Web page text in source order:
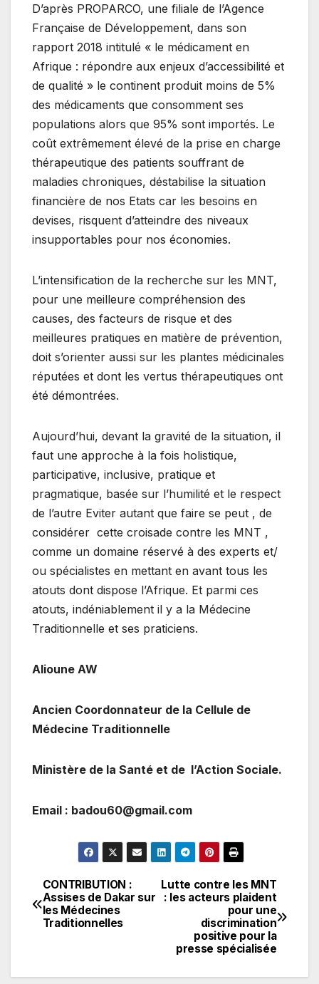
D’après PROPARCO, une filiale de l’Agence
Française de Développement, dans son
rapport 2018 intitulé « le médicament en
Afrique : répondre aux enjeux d’accessibilité et
de qualité » le continent produit moins de 5%
des médicaments que consomment ses
populations alors que 95% sont importés. Le
coût extrêmement élevé de la prise en charge
thérapeutique des patients souffrant de
maladies chroniques, déstabilise la situation
financière de nos Etats car les besoins en
devises, risquent d’atteindre des niveaux
insupportables pour nos économies.
L’intensification de la recherche sur les MNT,
pour une meilleure compréhension des
causes, des facteurs de risque et des
meilleures pratiques en matière de prévention,
doit s’orienter aussi sur les plantes médicinales
réputées et dont les vertus thérapeutiques ont
été démontrées.
Aujourd’hui, devant la gravité de la situation, il
faut une approche à la fois holistique,
participative, inclusive, pratique et
pragmatique, basée sur l’humilité et le respect
de l’autre Eviter autant que faire se peut , de
considérer cette croisade contre les MNT ,
comme un domaine réservé à des experts et/
ou spécialistes en mettant en avant tous les
atouts dont dispose l’Afrique. Et parmi ces
atouts, indéniablement il y a la Médecine
Traditionnelle et ses praticiens.
Alioune AW
Ancien Coordonnateur de la Cellule de
Médecine Traditionnelle
Ministère de la Santé et de l’Action Sociale.
Email : badou60@gmail.com
Navigation
de
Lutte contre les MNT
: les acteurs plaident
pour une
discrimination
positive pour la
presse spécialisée
CONTRIBUTION :
Assises de Dakar sur
les Médecines
Traditionnelles